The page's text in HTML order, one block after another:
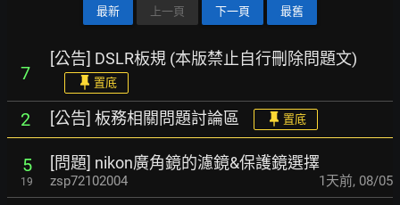
最新 上一頁 下一頁 最舊
7
[公告] DSLR板規 (本版禁止自行刪除問題文)
置底
2 [公告] 板務相關問題討論區 置底
5
19
[問題] nikon廣角鏡的濾鏡&保護鏡選擇
zsp72102004 1天前, 08/05